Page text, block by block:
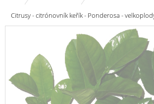
Citrusy - citrónovník keřík - Ponderosa -